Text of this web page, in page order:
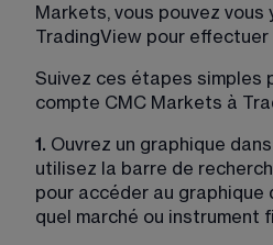
Markets, vous pouvez vous
TradingView pour effectuer
Suivez ces étapes simples
compte CMC Markets à
1. Ouvrez un graphique
utilisez la barre de
pour accéder au graphique
quel marché ou instrument